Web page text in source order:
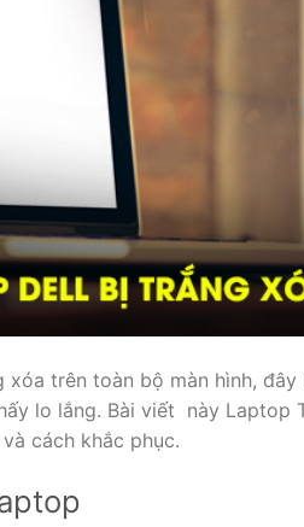
trên toàn bộ màn hình, đây
lo lắng. Bài viết này Laptop
cách khắc phục.